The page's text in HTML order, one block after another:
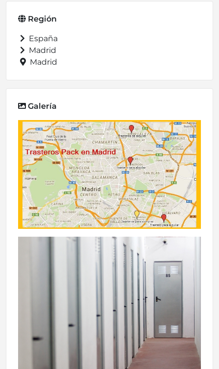
Región
España
Madrid
Madrid
Galería